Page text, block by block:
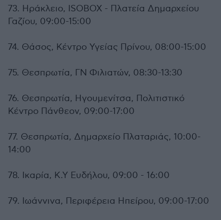
73. Ηράκλειο, ISOBOX - Πλατεία Δημαρχείου
Γαζίου, 09:00-15:00
74. Θάσος, Κέντρο Υγείας Πρίνου, 08:00-15:00
75. Θεσπρωτία, ΓΝ Φιλιατών, 08:30-13:30
76. Θεσπρωτία, Ηγουμενίτσα, Πολιτιστικό
Κέντρο Πάνθεον, 09:00-17:00
77. Θεσπρωτία, Δημαρχείο Πλαταριάς, 10:00-
14:00
78. Ικαρία, Κ.Υ Ευδήλου, 09:00 - 16:00
79. Ιωάννινα, Περιφέρεια Ηπείρου, 09:00-17:00